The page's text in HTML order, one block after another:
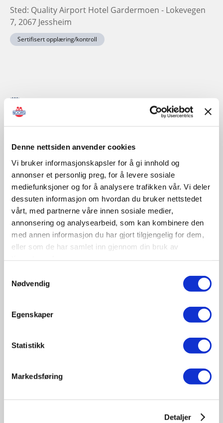
Denne nettsiden anvender cookies
Vi bruker informasjonskapsler for å gi innhold og
annonser et personlig preg, for å levere sosiale
mediefunksjoner og for å analysere trafikken vår. Vi deler
dessuten informasjon om hvordan du bruker nettstedet
vårt, med partnerne våre innen sosiale medier,
annonsering og analysearbeid, som kan kombinere den
med annen informasjon du har gjort tilgjengelig for dem,
eller som de har samlet inn gjennom din bruk av
Nødvendig
Egenskaper
Statistikk
Markedsføring
Detaljer
Sted: Quality Airport Hotel Gardermoen - Lokevegen
7, 2067 Jessheim
Sertifisert opplæring/kontroll
November
09-10
Sted: Clarion Hotel & Congress Oslo Airport, Hans